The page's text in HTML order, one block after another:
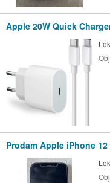
Apple 20W Quick
Prodam Apple iPhone